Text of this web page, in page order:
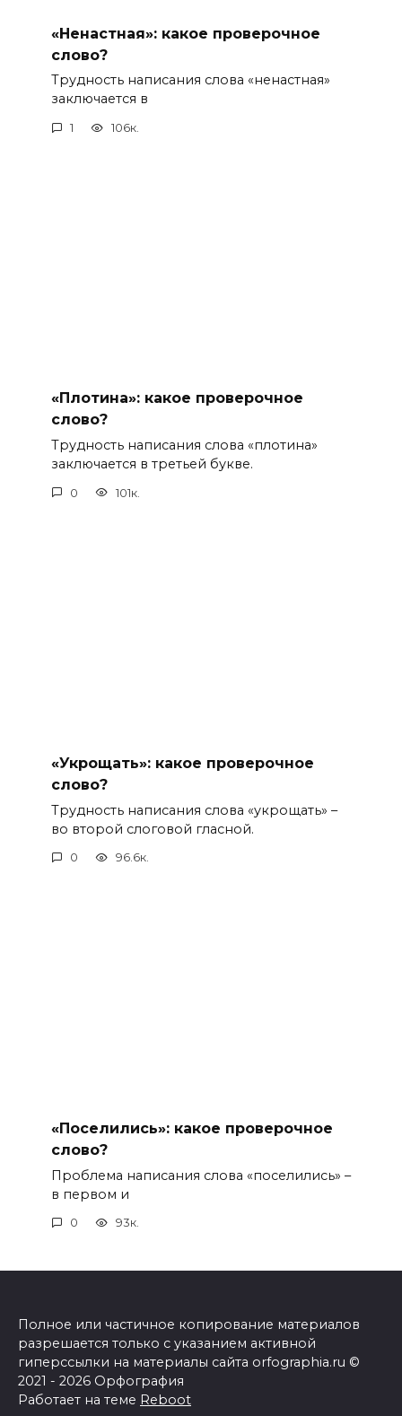
«Ненастная»: какое проверочное
слово?
Трудность написания слова «ненастная»
заключается в
1 106к.
«Плотина»: какое проверочное
слово?
Трудность написания слова «плотина»
заключается в третьей букве.
0 101к.
«Укрощать»: какое проверочное
слово?
Трудность написания слова «укрощать» –
во второй слоговой гласной.
0 96.6к.
«Поселились»: какое проверочное
слово?
Проблема написания слова «поселились» –
в первом и
0 93к.
Полное или частичное копирование материалов
разрешается только с указанием активной
гиперссылки на материалы сайта orfographia.ru ©
2021 - 2026 Орфография
Работает на теме Reboot